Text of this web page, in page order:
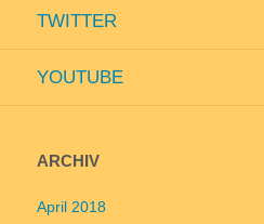
TWITTER
YOUTUBE
ARCHIV
April 2018